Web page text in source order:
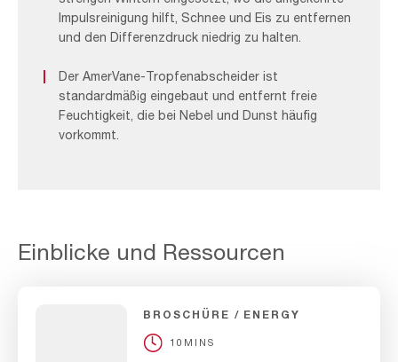
Impulsreinigung hilft, Schnee und Eis zu entfernen
und den Differenzdruck niedrig zu halten.
Der AmerVane-Tropfenabscheider ist
standardmäßig eingebaut und entfernt freie
Feuchtigkeit, die bei Nebel und Dunst häufig
vorkommt.
Einblicke und Ressourcen
BROSCHÜRE ENERGY
10MINS